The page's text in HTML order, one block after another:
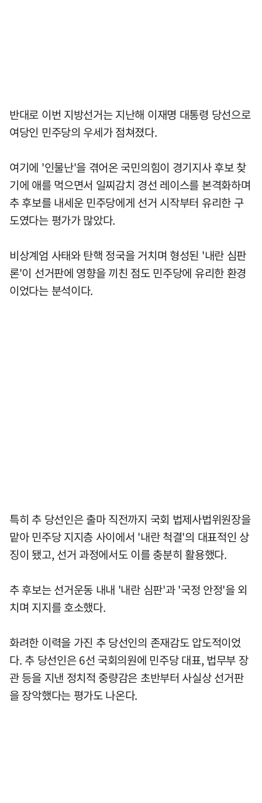
반대로 이번 지방선거는 지난해 이재명 대통령 당선으로
여당인 민주당의 우세가 점쳐졌다.
여기에 '인물난'을 겪어온 국민의힘이 경기지사 후보 찾
기에 애를 먹으면서 일찌감치 경선 레이스를 본격화하며
추 후보를 내세운 민주당에게 선거 시작부터 유리한 구
도였다는 평가가 많았다.
비상계엄 사태와 탄핵 정국을 거치며 형성된 '내란 심판
론'이 선거판에 영향을 끼친 점도 민주당에 유리한 환경
이었다는 분석이다.
특히 추 당선인은 출마 직전까지 국회 법제사법위원장을
맡아 민주당 지지층 사이에서 '내란 척결'의 대표적인 상
징이 됐고, 선거 과정에서도 이를 충분히 활용했다.
추 후보는 선거운동 내내 '내란 심판'과 '국정 안정'을 외
치며 지지를 호소했다.
화려한 이력을 가진 추 당선인의 존재감도 압도적이었
다. 추 당선인은 6선 국회의원에 민주당 대표, 법무부 장
관 등을 지낸 정치적 중량감은 초반부터 사실상 선거판
을 장악했다는 평가도 나온다.